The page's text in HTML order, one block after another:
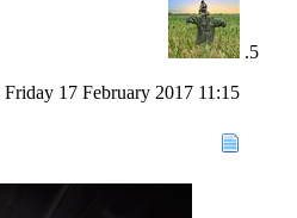
Friday 17 February 2017 11:15